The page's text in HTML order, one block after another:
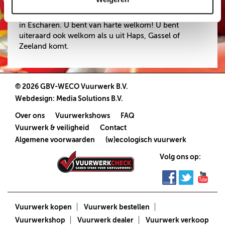
Koop uw vuurwerk dan bij Nijmeegs Jopie Escharen
in Escharen. U bent van harte welkom! U bent
uiteraard ook welkom als u uit Haps, Gassel of
Zeeland komt.
© 2026 GBV-WECO Vuurwerk B.V.
Webdesign: Media Solutions B.V.
Over ons Vuurwerkshows
FAQ
Vuurwerk & veiligheid
Contact
Algemene voorwaarden
(w)ecologisch vuurwerk
Volg ons op:
Vuurwerk kopen
Vuurwerk bestellen
Vuurwerkshop
Vuurwerk dealer Vuurwerk verkoop